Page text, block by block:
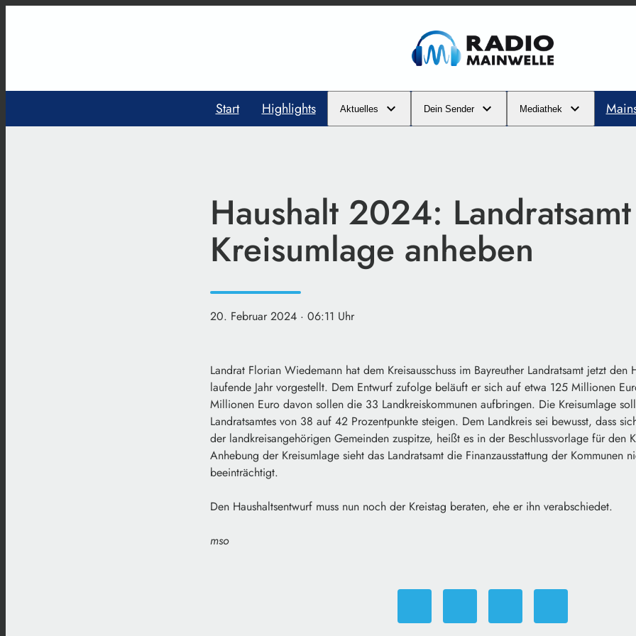
Start Highlights Aktuelles Dein Sender Mediathek
Haushalt 2024:
Kreisumlage anheben
20. Februar 2024 · 06:11 Uhr
Landrat Florian Wiedemann hat dem Kreisausschuss im Bayreuther Landratsamt jetzt den
laufende Jahr vorgestellt. Dem Entwurf zufolge beläuft er sich auf etwa 125 Millionen
Millionen Euro davon sollen die 33 Landkreiskommunen aufbringen. Die Kreisumlage
Landratsamtes von 38 auf 42 Prozentpunkte steigen. Dem Landkreis sei bewusst, dass
der landkreisangehörigen Gemeinden zuspitze, heißt es in der Beschlussvorlage für den
Anhebung der Kreisumlage sieht das Landratsamt die Finanzausstattung der Kommunen
beeinträchtigt.
Den Haushaltsentwurf muss nun noch der Kreistag beraten, ehe er ihn verabschiedet.
mso